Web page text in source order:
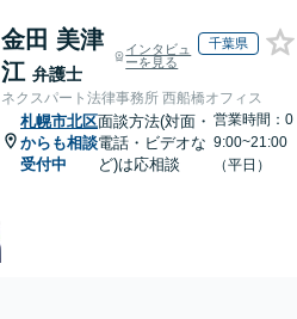
金田 美津
江 弁護士
インタビュ
ーを見る
千葉県
ネクスパート法律事務所 西船橋オフィス
札幌市北区
からも相談
受付中
面談方法(対面・
電話・ビデオな
ど)は応相談
営業時間：0
9:00~21:00
（平日）